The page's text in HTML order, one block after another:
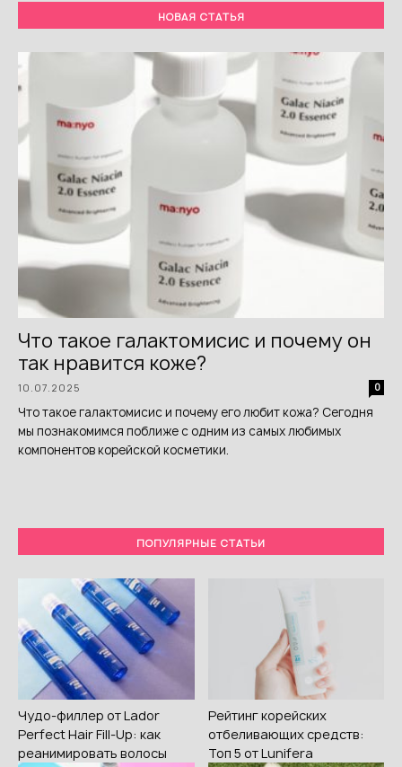
НОВАЯ СТАТЬЯ
Что такое галактомисис и почему он
так нравится коже?
10.07.2025 0
Что такое галактомисис и почему его любит кожа? Сегодня
мы познакомимся поближе с одним из самых любимых
компонентов корейской косметики.
ПОПУЛЯРНЫЕ СТАТЬИ
Чудо-филлер от Lador
Perfect Hair Fill-Up: как
реанимировать волосы
Рейтинг корейских
отбеливающих средств:
Топ 5 от Lunifera